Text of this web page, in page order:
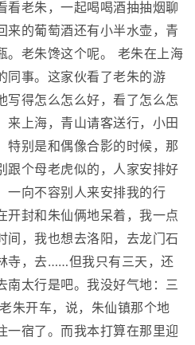
看老朱，一起喝喝酒抽抽烟聊
来的葡萄酒还有小半水壶，青
。老朱馋这个呢。 老朱在上海
同事。这家伙看了老朱的游
写得怎么怎么好，看了怎么怎
来上海，青山请客送行，小田
特别是和偶像合影的时候，那
跟个母老虎似的，人家安排好
一向不容别人来安排我的行
开封和朱仙俩地呆着，我一点
间，我也想去洛阳，去龙门石
寺，去……但我只有三天，还
南太行是吧。我没好气地：三
朱开车，说，朱仙镇那个地
一宿了。而我本打算在那里迎